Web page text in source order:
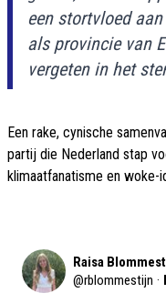
een stortvloed
als provincie van
vergeten in het
Een rake, cynische
partij die Nederland stap
klimaatfanatisme en woke-
Raisa
@rblommestijn ·